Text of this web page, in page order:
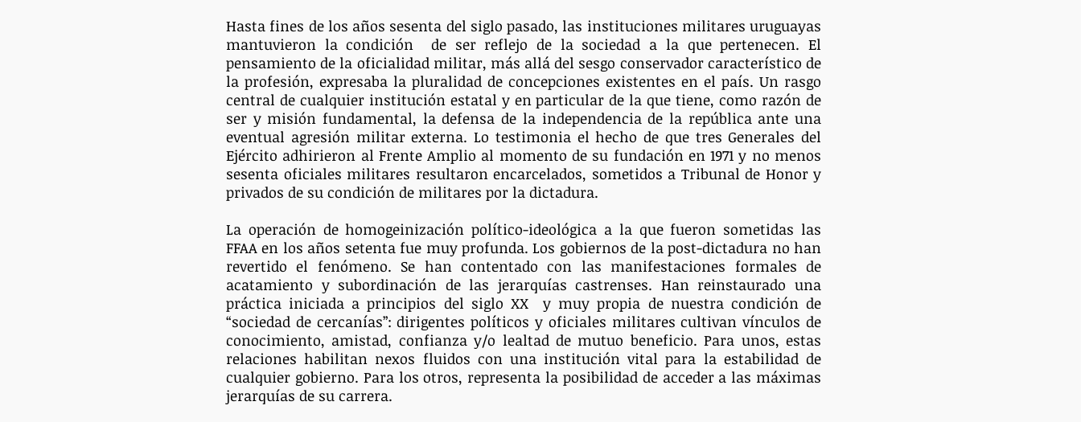
Hasta fines de los años sesenta del siglo pasado, las instituciones militares uruguayas
mantuvieron la condición  de ser reflejo de la sociedad a la que pertenecen. El
pensamiento de la oficialidad militar, más allá del sesgo conservador característico de
la profesión, expresaba la pluralidad de concepciones existentes en el país. Un rasgo
central de cualquier institución estatal y en particular de la que tiene, como razón de
ser y misión fundamental, la defensa de la independencia de la república ante una
eventual agresión militar externa. Lo testimonia el hecho de que tres Generales del
Ejército adhirieron al Frente Amplio al momento de su fundación en 1971 y no menos
sesenta oficiales militares resultaron encarcelados, sometidos a Tribunal de Honor y
privados de su condición de militares por la dictadura.
La operación de homogeinización político-ideológica a la que fueron sometidas las
FFAA en los años setenta fue muy profunda. Los gobiernos de la post-dictadura no han
revertido el fenómeno. Se han contentado con las manifestaciones formales de
acatamiento y subordinación de las jerarquías castrenses. Han reinstaurado una
práctica iniciada a principios del siglo XX  y muy propia de nuestra condición de
“sociedad de cercanías”: dirigentes políticos y oficiales militares cultivan vínculos de
conocimiento, amistad, confianza y/o lealtad de mutuo beneficio. Para unos, estas
relaciones habilitan nexos fluidos con una institución vital para la estabilidad de
cualquier gobierno. Para los otros, representa la posibilidad de acceder a las máximas
jerarquías de su carrera.